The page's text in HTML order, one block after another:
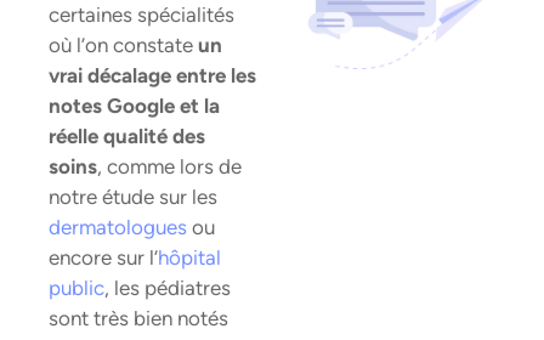
certaines spécialités
où l’on constate un
vrai décalage entre les
notes Google et la
réelle qualité des
soins, comme lors de
notre étude sur les
dermatologues ou
encore sur l’hôpital
public, les pédiatres
sont très bien notés